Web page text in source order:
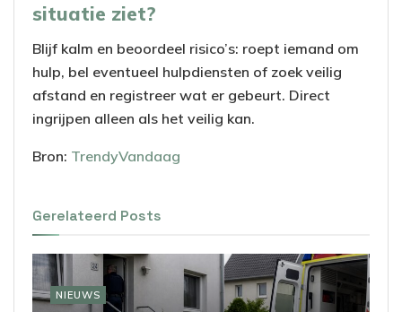
situatie ziet?
Blijf kalm en beoordeel risico’s: roept iemand om
hulp, bel eventueel hulpdiensten of zoek veilig
afstand en registreer wat er gebeurt. Direct
ingrijpen alleen als het veilig kan.
Bron: TrendyVandaag
Gerelateerd Posts
NIEUWS